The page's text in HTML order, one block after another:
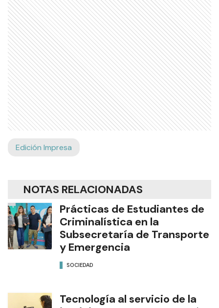
Edición Impresa
NOTAS RELACIONADAS
Prácticas de Estudiantes de
Criminalística en la
Subsecretaría de Transporte
y Emergencia
SOCIEDAD
Tecnología al servicio de la